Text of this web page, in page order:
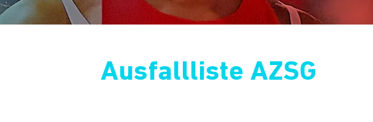
Ausfallliste AZSG